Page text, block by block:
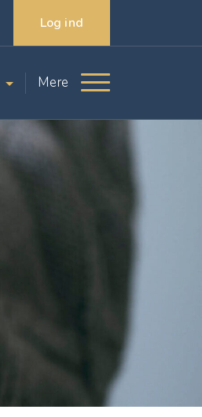
Log ind
Mere